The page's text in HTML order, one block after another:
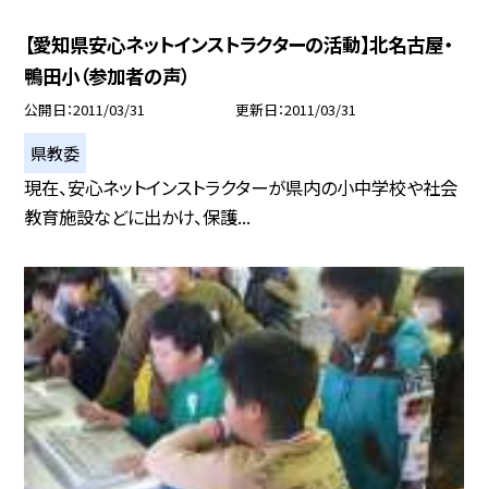
【愛知県安心ネットインストラクターの活動】北名古屋・
鴨田小（参加者の声）
公開日 2011/03/31 更新日 2011/03/31
県教委
現在、安心ネットインストラクターが県内の小中学校や社会
教育施設などに出かけ、保護...